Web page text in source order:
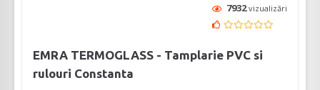
7932vizualizări
EMRA TERMOGLASS - Tamplarie PVC si
rulouri Constanta